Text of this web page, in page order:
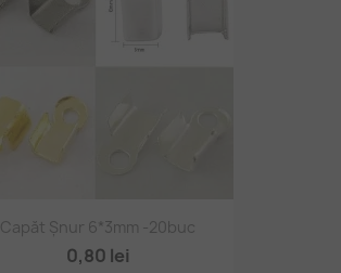
Capăt Șnur 6*3mm -20buc
0,80 lei